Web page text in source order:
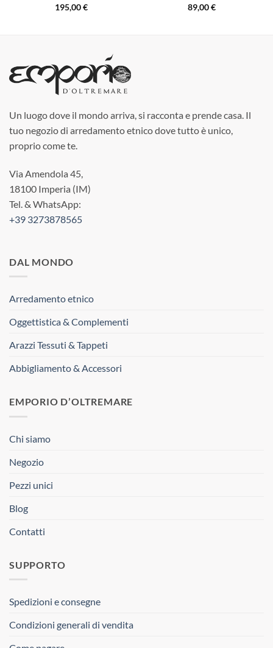
195,00€ 89,00€
Un luogo dove il mondo arriva, si racconta e prende casa. Il
tuo negozio di arredamento etnico dove tutto è unico,
proprio come te.
Via Amendola 45,
18100 Imperia (IM)
Tel. & WhatsApp:
+39 3273878565
DAL MONDO
Arredamento etnico
Oggettistica & Complementi
Arazzi Tessuti & Tappeti
Abbigliamento & Accessori
EMPORIO D’OLTREMARE
Chi siamo
Negozio
Pezzi unici
Blog
Contatti
SUPPORTO
Spedizioni e consegne
Condizioni generali di vendita